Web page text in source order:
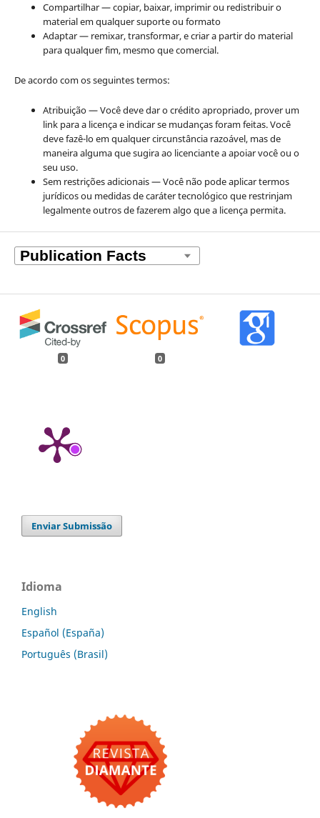
Compartilhar — copiar, baixar, imprimir ou redistribuir o
material em qualquer suporte ou formato
Adaptar — remixar, transformar, e criar a partir do material
para qualquer fim, mesmo que comercial.
De acordo com os seguintes termos:
Atribuição — Você deve dar o crédito apropriado, prover um
link para a licença e indicar se mudanças foram feitas. Você
deve fazê-lo em qualquer circunstância razoável, mas de
maneira alguma que sugira ao licenciante a apoiar você ou o
seu uso.
Sem restrições adicionais — Você não pode aplicar termos
jurídicos ou medidas de caráter tecnológico que restrinjam
legalmente outros de fazerem algo que a licença permita.
0 0
Enviar Submissão
Idioma
English
Español (España)
Português (Brasil)